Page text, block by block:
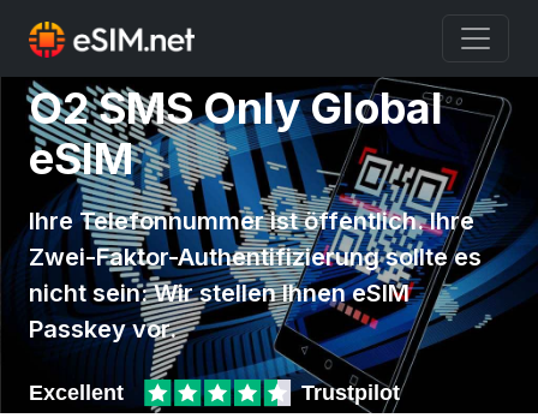
O2 SMS Only Global
eSIM
Ihre Telefonnummer ist öffentlich. Ihre
Zwei-Faktor-Authentifizierung sollte es
nicht sein: Wir stellen Ihnen eSIM
Passkey vor.